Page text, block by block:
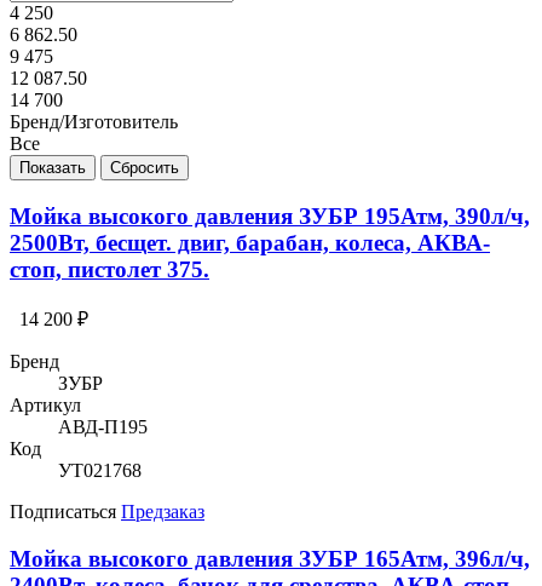
По популярности
4 250
6 862.50
9 475
12 087.50
14 700
Бренд/Изготовитель
Все
Мойка высокого давления ЗУБР 195Атм, 390л/ч,
2500Вт, бесщет. двиг, барабан, колеса, АКВА-
стоп, пистолет 375.
14 200 ₽
Бренд
ЗУБР
Артикул
АВД-П195
Код
УТ021768
Подписаться Предзаказ
Мойка высокого давления ЗУБР 165Атм, 396л/ч,